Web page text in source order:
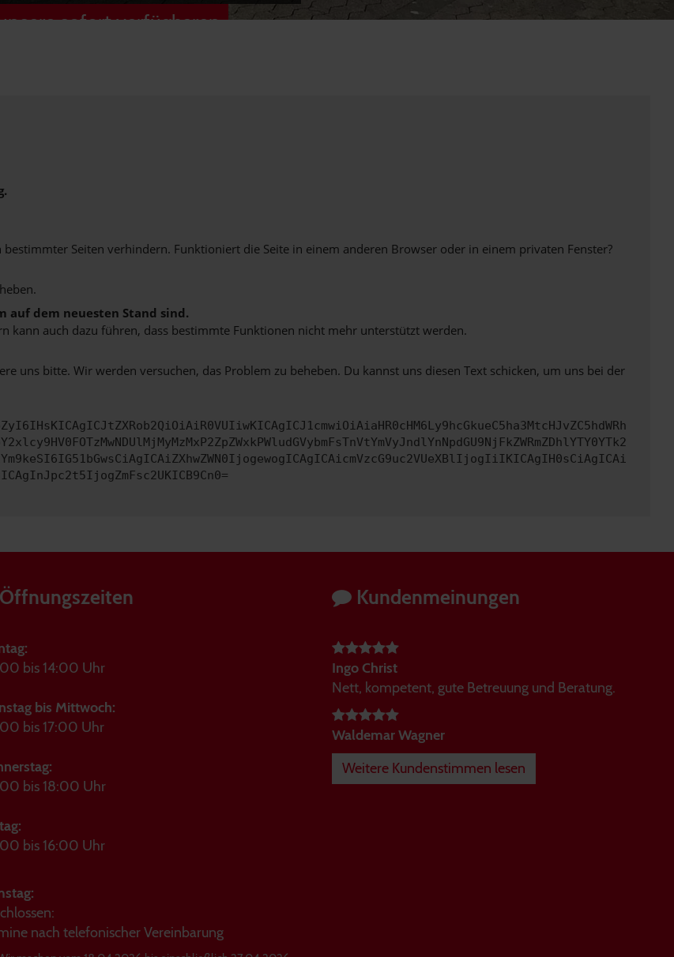
sofort verfügbaren
Seiten verhindern. Funktioniert die Seite in einem anderen Browser oder in einem privaten Fenster?
auf dem neuesten Stand sind.
kann auch dazu führen, dass bestimmte Funktionen nicht mehr unterstützt werden.
uns bitte. Wir werden versuchen, das Problem zu beheben. Du kannst uns diesen Text schicken, um uns bei der
Öffnungszeiten
bis 14:00 Uhr
bis Mittwoch:
bis 17:00 Uhr
bis 18:00 Uhr
bis 16:00 Uhr
nach telefonischer Vereinbarung
Kundenmeinungen
Ingo Christ
Nett, kompetent, gute Betreuung und Beratung.
Waldemar Wagner
Weitere Kundenstimmen lesen